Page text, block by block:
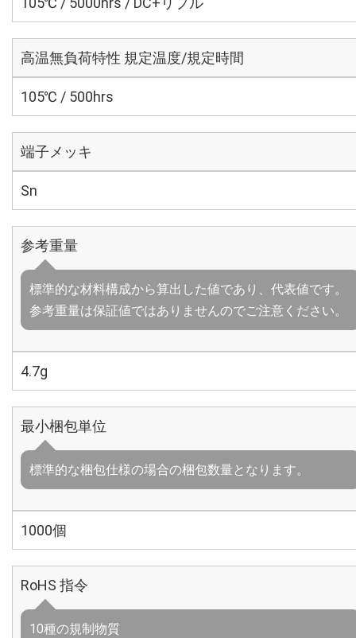
高温無負荷特性 規定温度/規定時間
105℃ / 500hrs
端子メッキ
Sn
参考重量
標準的な材料構成から算出した値であり、代表値です。
参考重量は保証値ではありませんのでご注意ください。
4.7g
最小梱包単位
標準的な梱包仕様の場合の梱包数量となります。
1000個
RoHS 指令
10種の規制物質